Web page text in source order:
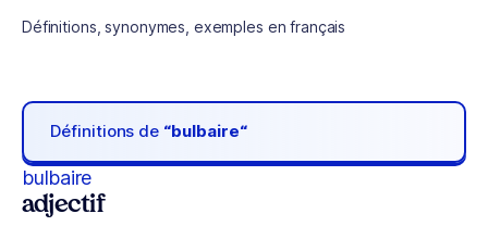
Définitions, synonymes, exemples en français
Définitions de “bulbaire“
bulbaire
adjectif